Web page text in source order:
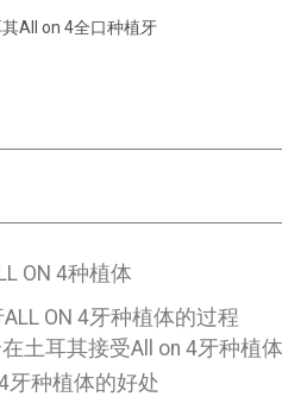
All on 4全口种植牙
ON 4种植体
ON 4牙种植体的过程
土耳其接受All on 4牙种植
牙种植体的好处